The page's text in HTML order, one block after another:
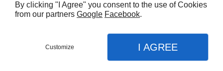
€3.499,00 EUR
By clicking "I Agree" you consent to the use of Cookies
from our partners Google Facebook.
Customize I AGREE